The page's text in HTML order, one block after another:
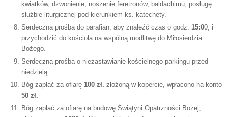
kwiatków, dzwonienie, noszenie feretronów, baldachimu, posługę
służbie liturgicznej pod kierunkiem ks. katechety.
Serdeczna prośba do parafian, aby znaleźć czas o godz: 15:00, i
przychodzić do kościoła na wspólną modlitwę do Miłosierdzia
Bożego.
Serdeczna prośba o niezastawianie kościelnego parkingu przed
niedzielą.
Bóg zapłać za ofiarę 100 zł. złożoną w kopercie, wpłacono na konto
50 zł.
Bóg zapłać za ofiarę na budowę Świątyni Opatrzności Bożej,